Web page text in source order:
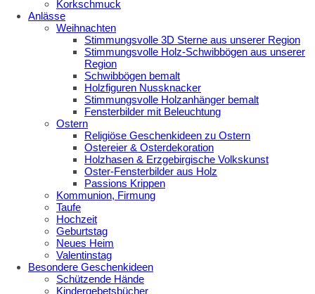
Korkschmuck
Anlässe
Weihnachten
Stimmungsvolle 3D Sterne aus unserer Region
Stimmungsvolle Holz-Schwibbögen aus unserer
Region
Schwibbögen bemalt
Holzfiguren Nussknacker
Stimmungsvolle Holzanhänger bemalt
Fensterbilder mit Beleuchtung
Ostern
Religiöse Geschenkideen zu Ostern
Ostereier & Osterdekoration
Holzhasen & Erzgebirgische Volkskunst
Oster-Fensterbilder aus Holz
Passions Krippen
Kommunion, Firmung
Taufe
Hochzeit
Geburtstag
Neues Heim
Valentinstag
Besondere Geschenkideen
Schützende Hände
Kindergebetsbücher